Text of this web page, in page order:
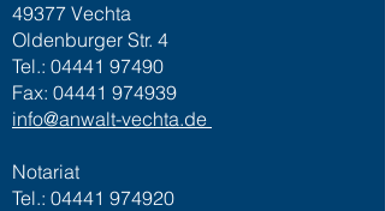
49377 Vechta
Oldenburger Str. 4
Tel.: 04441 97490
Fax: 04441 974939
info@anwalt-vechta.de
Notariat
Tel.: 04441 974920